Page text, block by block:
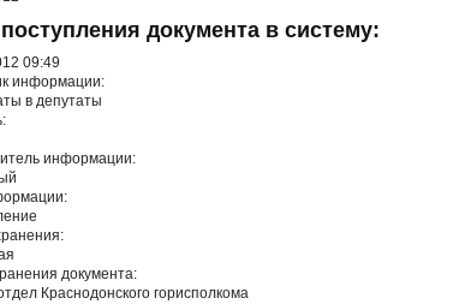
документа в систему:
09:49
информации:
в депутаты
информации:
документа:
Краснодонского горисполкома